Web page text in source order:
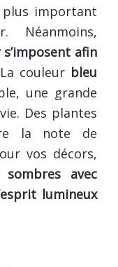
plus important
Néanmoins,
afin
couleur bleu
une grande
Des plantes
la note de
vos décors,
avec
lumineux